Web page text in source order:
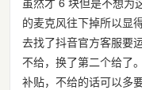
的麦克风往下掉所以显
去找了抖音官方客服要
不给，换了第二个给了
补贴，不给的话可以多要